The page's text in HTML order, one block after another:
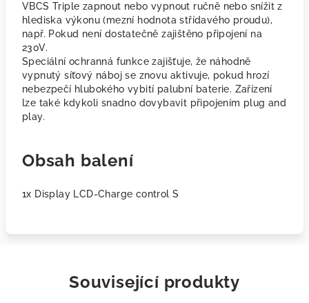
VBCS Triple zapnout nebo vypnout ručně nebo snížit z
hlediska výkonu (mezní hodnota střídavého proudu),
např. Pokud není dostatečně zajištěno připojení na
230V.
Speciální ochranná funkce zajišťuje, že náhodně
vypnutý síťový náboj se znovu aktivuje, pokud hrozí
nebezpečí hlubokého vybití palubní baterie. Zařízení
lze také kdykoli snadno dovybavit připojením plug and
play.
Obsah balení
1x Display LCD-Charge control S
Související produkty